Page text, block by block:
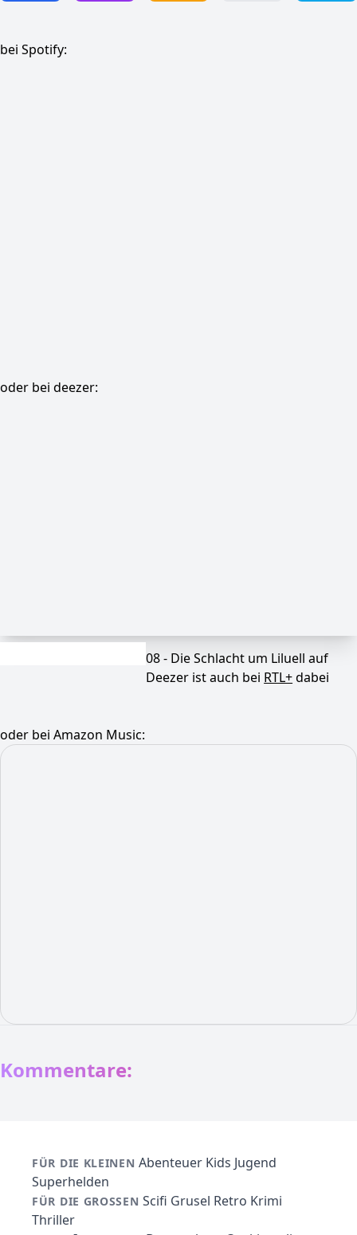
bei Spotify:
oder bei deezer:
08 - Die Schlacht um Liluell auf
Deezer ist auch bei RTL+dabei
oder bei Amazon Music:
Kommentare:
FÜR DIE KLEINEN Abenteuer Kids Jugend
Superhelden
FÜR DIE GROSSEN Scifi Grusel Retro Krimi
Thriller